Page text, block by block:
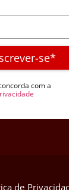
se*
com a
de